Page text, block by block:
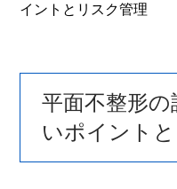
イントとリスク管理
平面不整形
いポイント